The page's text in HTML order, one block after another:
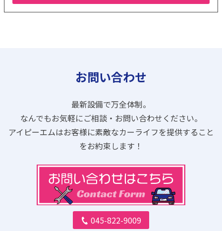
お問い合わせ
最新設備で万全体制。
なんでもお気軽にご相談・お問い合わせください。
アイピーエムはお客様に素敵なカーライフを提供すること
をお約束します！
045-822-9009